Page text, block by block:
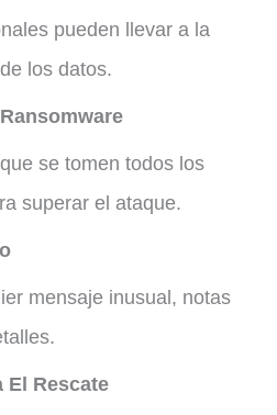
pueden llevar a la
los datos.
se tomen todos los
superar el ataque.
mensaje inusual, notas
El Rescate